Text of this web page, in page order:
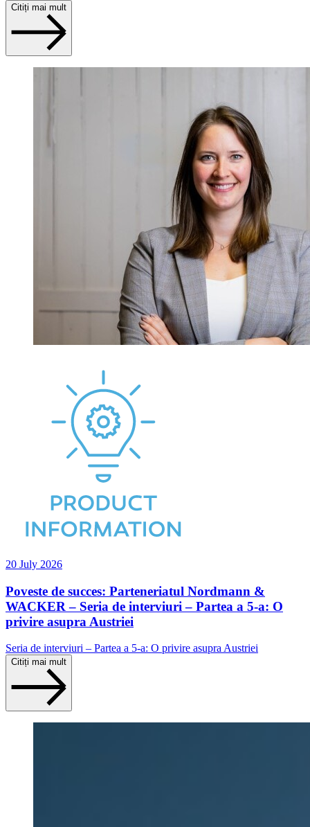
Citiți mai mult
20 July 2026
Poveste de succes: Parteneriatul Nordmann &
WACKER – Seria de interviuri – Partea a 5-a: O
privire asupra Austriei
Seria de interviuri – Partea a 5-a: O privire asupra Austriei
Citiți mai mult